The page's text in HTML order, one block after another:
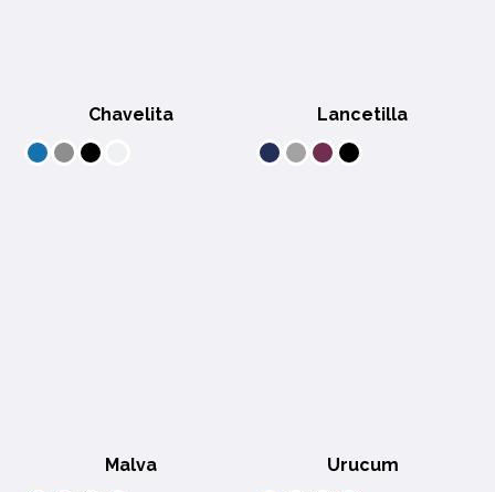
Chavelita Lancetilla
Malva Urucum